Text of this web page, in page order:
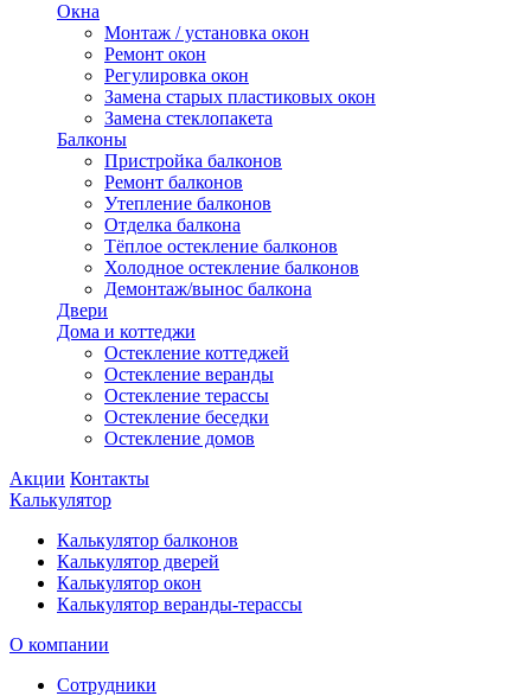
Окна
Монтаж / установка окон
Ремонт окон
Регулировка окон
Замена старых пластиковых окон
Замена стеклопакета
Балконы
Пристройка балконов
Ремонт балконов
Утепление балконов
Отделка балкона
Тёплое остекление балконов
Холодное остекление балконов
Демонтаж/вынос балкона
Двери
Дома и коттеджи
Остекление коттеджей
Остекление веранды
Остекление терассы
Остекление беседки
Остекление домов
Акции Контакты
Калькулятор
Калькулятор балконов
Калькулятор дверей
Калькулятор окон
Калькулятор веранды-терассы
О компании
Сотрудники